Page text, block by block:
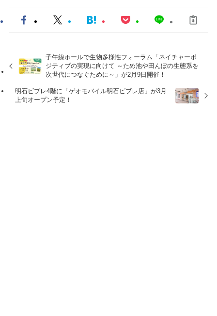
子午線ホールで生物多様性フォーラム「ネイチャーポ
ジティブの実現に向けて ～ため池や田んぼの生態系を
次世代につなぐために～」が2月9日開催！
明石ビブレ4階に「ゲオモバイル明石ビブレ店」が3月
上旬オープン予定！